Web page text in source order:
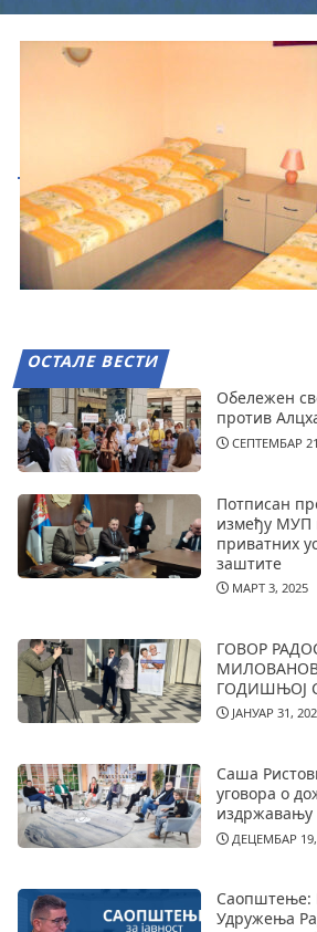
ОСТАЛЕ ВЕСТИ
Обележен
против
СЕПТЕМБАР
Потписан
између МУП
приватних
заштите
МАРТ 3, 2025
ГОВОР
ГОДИШЊОЈ
ЈАНУАР 31,
Саша
уговора о
издржавању
ДЕЦЕМБАР 19,
Саопштење:
Удружења